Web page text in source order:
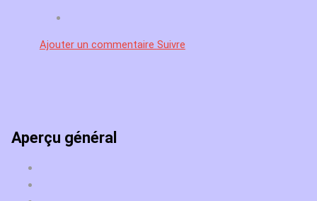
Ajouter un commentaire Suivre
Aperçu général